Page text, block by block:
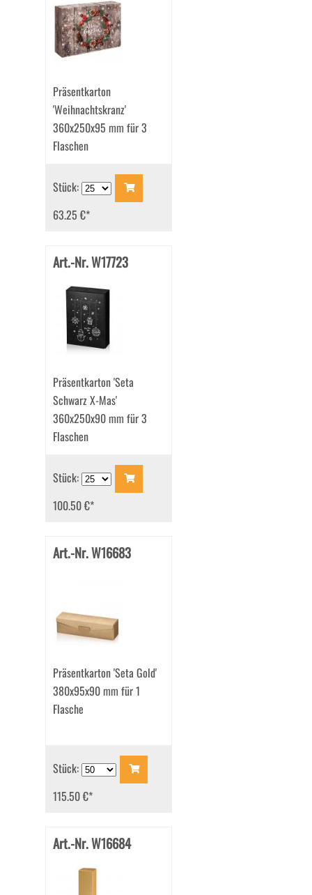
Präsentkarton
'Weihnachtskranz'
360x250x95 mm für 3
Flaschen
Stück:
63.25 €*
Art.-Nr. W17723
Präsentkarton 'Seta
Schwarz X-Mas'
360x250x90 mm für 3
Flaschen
Stück:
100.50 €*
Art.-Nr. W16683
Präsentkarton 'Seta Gold'
380x95x90 mm für 1
Flasche
Stück:
115.50 €*
Art.-Nr. W16684